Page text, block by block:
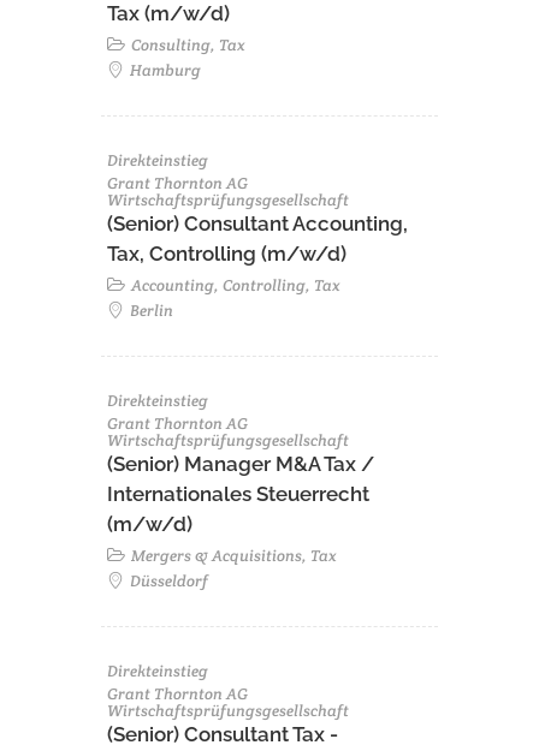
Tax (m/w/d)
Consulting, Tax
Hamburg
Direkteinstieg
Grant Thornton AG
Wirtschaftsprüfungsgesellschaft
(Senior) Consultant Accounting,
Tax, Controlling (m/w/d)
Accounting, Controlling, Tax
Berlin
Direkteinstieg
Grant Thornton AG
Wirtschaftsprüfungsgesellschaft
(Senior) Manager M&A Tax /
Internationales Steuerrecht
(m/w/d)
Mergers & Acquisitions, Tax
Düsseldorf
Direkteinstieg
Grant Thornton AG
Wirtschaftsprüfungsgesellschaft
(Senior) Consultant Tax -